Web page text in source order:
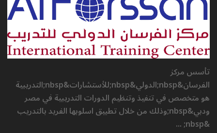
تأسس مركز
الفرسان&nbsp;الدولي&nbsp;للأستشارات&nbsp;التدريبية
هو متخصص في تنفيذ وتنظيم الدورات التدريبية في مصر
ودبي&nbsp;وذلك من خلال تطبيق اسلوبها الفريد بالتدريب
&nbsp; ...